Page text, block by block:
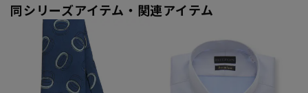
同シリーズアイテム・関連アイテム